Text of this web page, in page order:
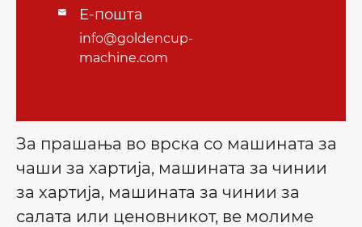
 Е-пошта
info@goldencup-
machine.com
За прашања во врска со машината за
чаши за хартија, машината за чинии
за хартија, машината за чинии за
салата или ценовникот, ве молиме